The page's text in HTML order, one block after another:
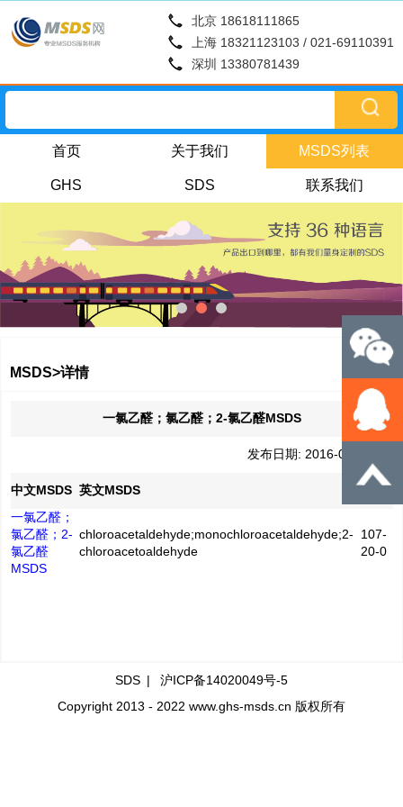
北京 18618111865
上海 18321123103 / 021-69110391
深圳 13380781439
首页 关于我们 MSDS列表
GHS SDS 联系我们
MSDS>详情
一氯乙醛；氯乙醛；2-氯乙醛MSDS
发布日期: 2016-04-21
中文MSDS 英文MSDS
CAS
一氯乙醛；
氯乙醛；2-
氯乙醛
MSDS
chloroacetaldehyde;monochloroacetaldehyde;2-
chloroacetoaldehyde
107-
20-0
SDS | 沪ICP备14020049号-5
Copyright 2013 - 2022 www.ghs-msds.cn 版权所有